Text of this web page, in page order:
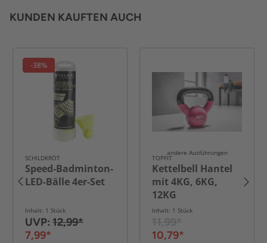
KUNDEN KAUFTEN AUCH
-38%
SCHILDKRÖT
Speed-Badminton-
LED-Bälle 4er-Set
Inhalt: 1 Stück
UVP: 12,99*
7,99*
andere Ausführungen
TOPFIT
Kettelbell Hantel
mit 4KG, 6KG,
12KG
Inhalt: 1 Stück
10,79*